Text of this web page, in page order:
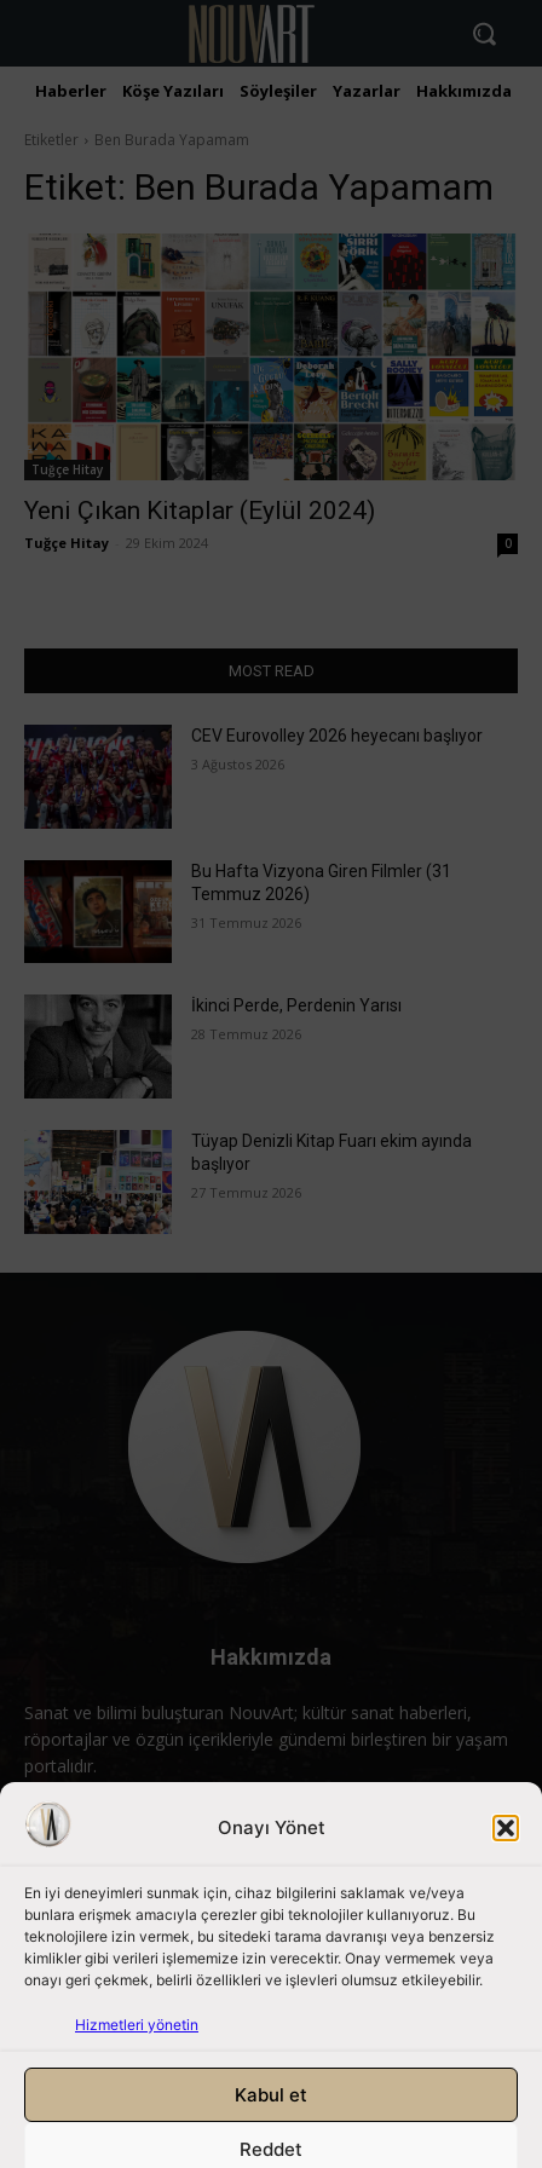
Onayı Yönet
En iyi deneyimleri sunmak için, cihaz bilgilerini saklamak ve/veya
bunlara erişmek amacıyla çerezler gibi teknolojiler kullanıyoruz. Bu
teknolojilere izin vermek, bu sitedeki tarama davranışı veya benzersiz
kimlikler gibi verileri işlememize izin verecektir. Onay vermemek veya
onayı geri çekmek, belirli özellikleri ve işlevleri olumsuz etkileyebilir.
Hizmetleri yönetin
Kabul et
Reddet
Haberler Köşe Yazıları Söyleşiler Yazarlar Hakkımızda
Etiketler Ben Burada Yapamam
Etiket: Ben Burada Yapamam
Tuğçe Hitay
Yeni Çıkan Kitaplar (Eylül 2024)
Tuğçe Hitay 29 Ekim 2024 0
MOST READ
CEV Eurovolley 2026 heyecanı başlıyor
3 Ağustos 2026
Bu Hafta Vizyona Giren Filmler (31
Temmuz 2026)
31 Temmuz 2026
İkinci Perde, Perdenin Yarısı
28 Temmuz 2026
Tüyap Denizli Kitap Fuarı ekim ayında
başlıyor
27 Temmuz 2026
Hakkımızda
Sanat ve bilimi buluşturan NouvArt; kültür sanat haberleri,
röportajlar ve özgün içerikleriyle gündemi birleştiren bir yaşam
portalıdır.
Bizimle iletişime geçin: info@nouvart.net
Bizi Takip Edin